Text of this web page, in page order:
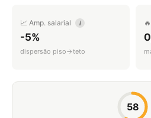
📈 Amp. salarial i
-5%
dispersão piso→teto
58